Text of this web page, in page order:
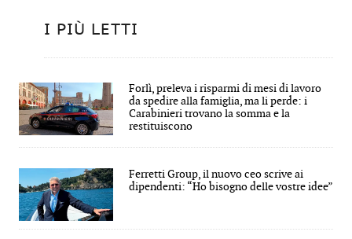
I PIÙ LETTI
Forlì, preleva i risparmi di mesi di lavoro
da spedire alla famiglia, ma li perde: i
Carabinieri trovano la somma e la
restituiscono
Ferretti Group, il nuovo ceo scrive ai
dipendenti: “Ho bisogno delle vostre idee”